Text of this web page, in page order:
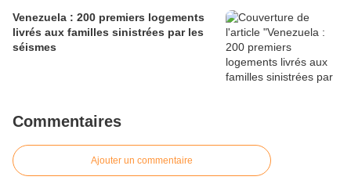
Venezuela : 200 premiers logements
livrés aux familles sinistrées par les
séismes
Commentaires
Ajouter un commentaire